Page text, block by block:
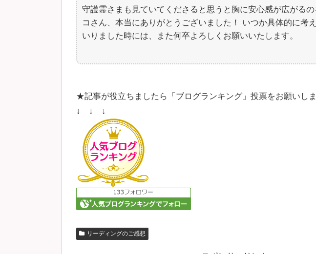
守護霊さまも見ていてくださると思うと胸に安心感が広がる
コさん、本当にありがとうございました！ いつか具体的に考
いりました時には、また何卒よろしくお願いいたします。
★記事が役立ちましたら「ブログランキング」投票をお願いしま
↓ ↓ ↓
リーディングのご感想